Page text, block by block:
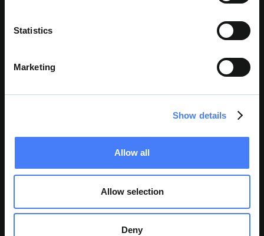
Statistics
Marketing
Show details
Allow all
Allow selection
Deny
Directeur des opérations